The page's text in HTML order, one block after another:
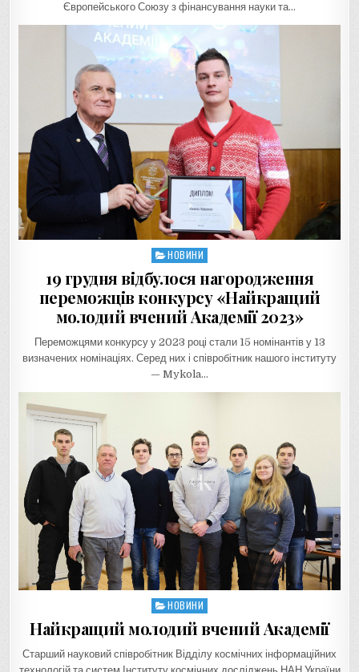
Європейського Союзу з фінансування науки та…
Posted
in
НОВИНИ
19 грудня відбулося нагородження
переможців конкурсу «Найкращий
молодий вчений Академії 2023»
Переможцями конкурсу у 2023 році стали 15 номінантів у 13
визначених номінаціях. Серед них і співробітник нашого інституту
— Mykola…
Posted
НОВИНИ
Найкращий молодий вчений Академії
Старший науковий співробітник Відділу космічних інформаційних